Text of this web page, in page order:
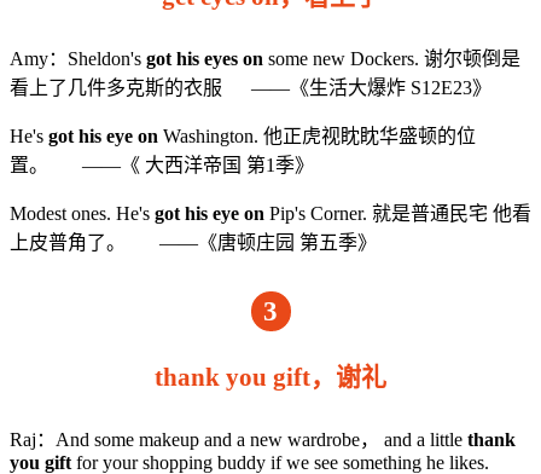
Amy：Sheldon's got his eyes on some new Dockers. 谢尔顿倒是
看上了几件多克斯的衣服 ——《生活大爆炸 S12E23》
He's got his eye on Washington. 他正虎视眈眈华盛顿的位
置。 ——《 大西洋帝国 第1季》
Modest ones. He's got his eye on Pip's Corner. 就是普通民宅 他看
上皮普角了。 ——《唐顿庄园 第五季》
3
thank you gift，谢礼
Raj：And some makeup and a new wardrobe， and a little thank
you gift for your shopping buddy if we see something he likes.